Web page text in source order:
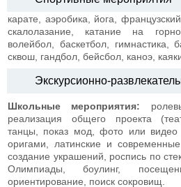
карате, аэробика, йога,
скалолазание, катание на
волейбол, баскетбол, гимнастика,
сквош, гандбол, бейсбол, каноэ,
Экскурсионно-
Школьные мероприятия:
реализация общего проекта
танцы, показ мод, фото или видео
оригами, латинские и
создание украшений, роспись по
Олимпиады, боулинг,
ориентирование, поиск сокровищ.